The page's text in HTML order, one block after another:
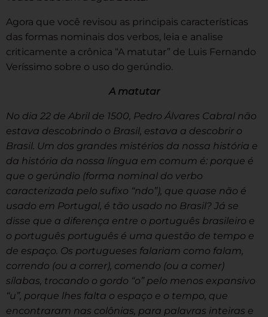
Agora que você revisou as principais características
das formas nominais dos verbos, leia e analise
criticamente a crônica “A matutar” de Luis Fernando
Veríssimo sobre o uso do gerúndio.
A matutar
No dia 22 de Abril de 1500, Pedro Álvares Cabral não
estava descobrindo o Brasil, estava a descobrir o
Brasil. Um dos grandes mistérios da nossa história e
da história da nossa língua em comum é: porque é
que o gerúndio (forma nominal do verbo
caracterizada pelo sufixo “ndo”), que quase não é
usado em Portugal, é tão usado no Brasil? Já se
disse que a diferença entre o português brasileiro e
o português português é uma questão de tempo e
de espaço. Os portugueses falariam como falam,
correndo (ou a correr), comendo (ou a comer)
sílabas, trocando o gordo “o” pelo menos expansivo
“u”, porque lhes falta o espaço e o tempo, que
encontraram nas colônias, para palavras inteiras e